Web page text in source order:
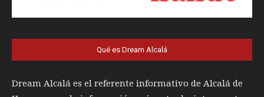
Qué es Dream Alcalá
Dream Alcalá es el referente informativo de Alcalá de